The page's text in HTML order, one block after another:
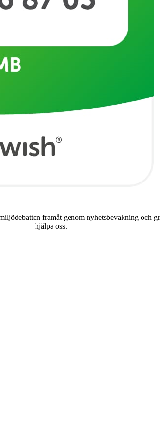
framåt genom nyhetsbevakning och
hjälpa oss.